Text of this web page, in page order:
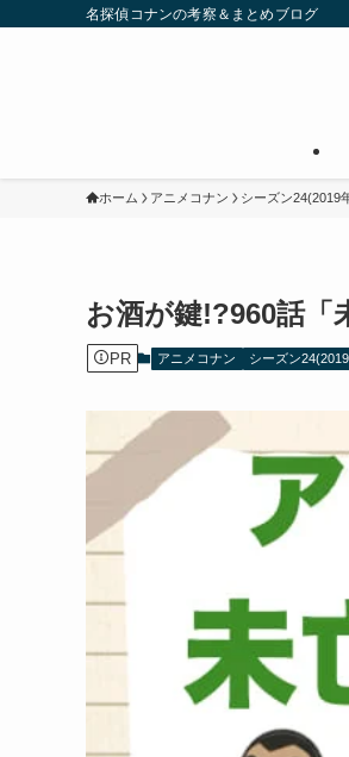
名探偵コナンの考察＆まとめブログ
ホーム アニメコナン シーズン24(2019
お酒が鍵!?960話「
PR アニメコナン シーズン